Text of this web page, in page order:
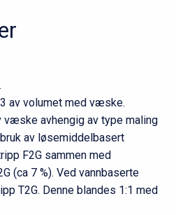
av volumet med væske.
væske avhengig av type maling
av løsemiddelbasert
F2G sammen med
(ca 7 %). Ved vannbaserte
T2G. Denne blandes 1:1 med